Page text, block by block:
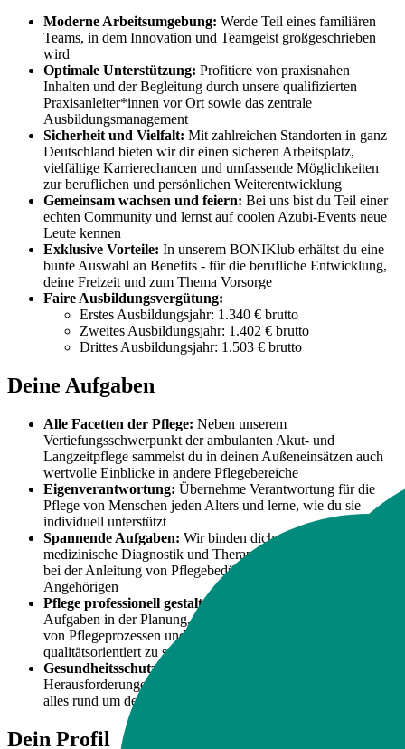
Moderne Arbeitsumgebung: Werde Teil eines familiären
Teams, in dem Innovation und Teamgeist großgeschrieben
wird
Optimale Unterstützung: Profitiere von praxisnahen
Inhalten und der Begleitung durch unsere qualifizierten
Praxisanleiter*innen vor Ort sowie das zentrale
Ausbildungsmanagement
Sicherheit und Vielfalt: Mit zahlreichen Standorten in ganz
Deutschland bieten wir dir einen sicheren Arbeitsplatz,
vielfältige Karrierechancen und umfassende Möglichkeiten
zur beruflichen und persönlichen Weiterentwicklung
Gemeinsam wachsen und feiern: Bei uns bist du Teil einer
echten Community und lernst auf coolen Azubi-Events neue
Leute kennen
Exklusive Vorteile: In unserem BONIKlub erhältst du eine
bunte Auswahl an Benefits - für die berufliche Entwicklung,
deine Freizeit und zum Thema Vorsorge
Faire Ausbildungsvergütung:
Erstes Ausbildungsjahr: 1.340 € brutto
Zweites Ausbildungsjahr: 1.402 € brutto
Drittes Ausbildungsjahr: 1.503 € brutto
Deine Aufgaben
Alle Facetten der Pflege: Neben unserem
Vertiefungsschwerpunkt der ambulanten Akut- und
Langzeitpflege sammelst du in deinen Außeneinsätzen auch
wertvolle Einblicke in andere Pflegebereiche
Eigenverantwortung: Übernehme Verantwortung für die
Pflege von Menschen jeden Alters und lerne, wie du sie
individuell unterstützt
Spannende Aufgaben: Wir binden dich aktiv in die
medizinische Diagnostik und Therapie ein und begleiten dich
bei der Anleitung von Pflegebedürftigen und ihren
Angehörigen
Pflege professionell gestalten:
Aufgaben in der Planung, Dokumentation und Evaluation
von Pflegeprozessen und lernst, diese zielgerichtet und
qualitätsorientiert zu steuern
Gesundheitsschutz & Sicherheit:
Herausforderungen im Pflegealltag vorbereitet und erlernst
alles rund um deine eigene Gesundheit am Arbeitsplatz
Dein Profil